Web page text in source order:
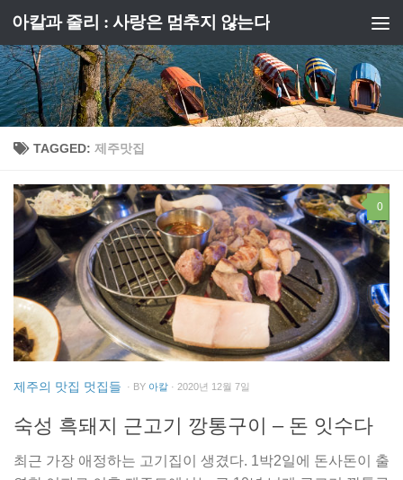
Skip to content
아칼과 줄리 : 사랑은 멈추지 않는다
TAGGED: 제주맛집
0
제주의 맛집 멋집들 · BY 아칼 · 2020년 12월 7일
숙성 흑돼지 근고기 깡통구이 – 돈 잇수다
최근 가장 애정하는 고기집이 생겼다. 1박2일에 돈사돈이 출